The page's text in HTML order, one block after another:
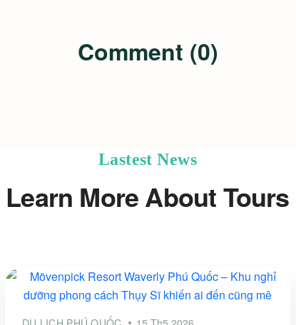
Comment (0)
Lastest News
Learn More About Tours